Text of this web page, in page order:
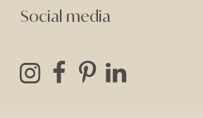
Social media